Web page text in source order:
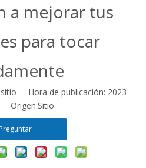
a mejorar tus
para tocar
Hora de publicación: 2023-
Origen:Sitio
Preguntar